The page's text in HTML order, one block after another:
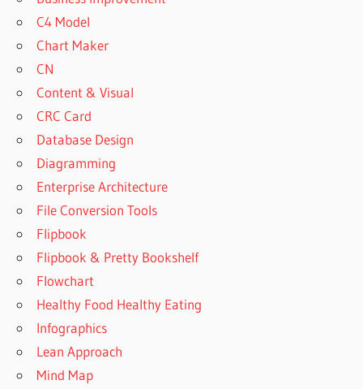
C4 Model
Chart Maker
CN
Content & Visual
CRC Card
Database Design
Diagramming
Enterprise Architecture
File Conversion Tools
Flipbook
Flipbook & Pretty Bookshelf
Flowchart
Healthy Food Healthy Eating
Infographics
Lean Approach
Mind Map